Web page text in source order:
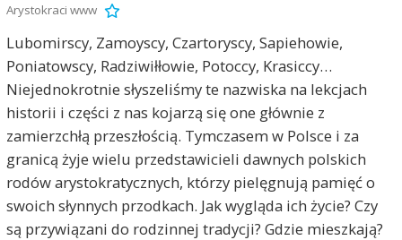
Arystokraci www
Lubomirscy, Zamoyscy, Czartoryscy, Sapiehowie,
Poniatowscy, Radziwiłłowie, Potoccy, Krasiccy…
Niejednokrotnie słyszeliśmy te nazwiska na lekcjach
historii i części z nas kojarzą się one głównie z
zamierzchłą przeszłością. Tymczasem w Polsce i za
granicą żyje wielu przedstawicieli dawnych polskich
rodów arystokratycznych, którzy pielęgnują pamięć o
swoich słynnych przodkach. Jak wygląda ich życie? Czy
są przywiązani do rodzinnej tradycji? Gdzie mieszkają?